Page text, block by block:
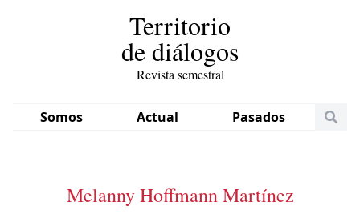
Territorio
de diálogos
Revista semestral
Somos Actual Pasados
Melanny Hoffmann Martínez